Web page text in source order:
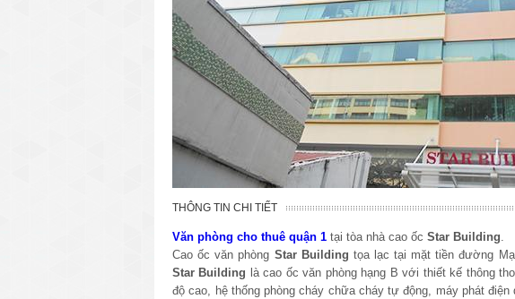
THÔNG TIN CHI TIẾT
Văn phòng cho thuê quận 1 tại tòa nhà cao ốc Star Building
Cao ốc văn phòng Star Building tọa lạc tại mặt tiền đường
Star Building là cao ốc văn phòng hạng B với thiết kế thông
độ cao, hệ thống phòng cháy chữa cháy tự động, máy phát
văn phòng cho thuê quận 3
văn phòng quận 1
văn phòng quận 3
cao ốc văn phòng quận 1
cao ốc văn phòng quận 3